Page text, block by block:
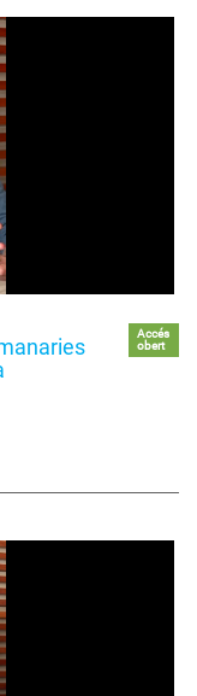
Accés
obert